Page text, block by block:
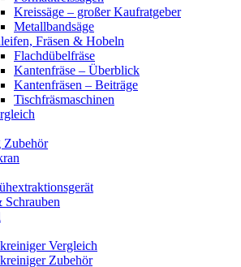
Kreissäge – großer Kaufratgeber
Metallbandsäge
Fräsen & Hobeln
Flachdübelfräse
Kantenfräse – Überblick
Kantenfräsen – Beiträge
Tischfräsmaschinen
Zubehör
Vergleich
Zubehör